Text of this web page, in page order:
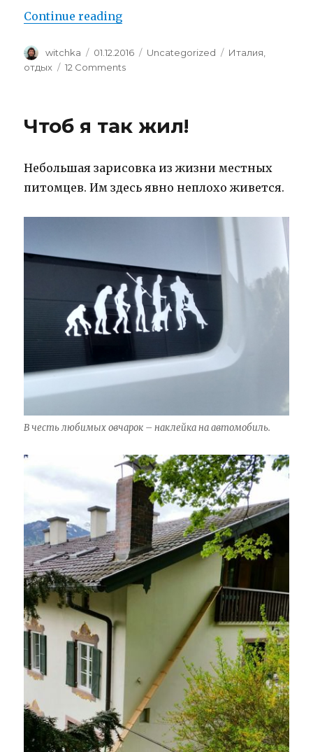
Continue reading“Про кемпинг Пиомбони.”
Author
witchka
Posted
on
01.12.2016 Categories
Uncategorized Tags
Италия
отдых
12 Commentson
Чтоб я так жил!
Небольшая зарисовка из жизни местных
питомцев. Им здесь явно неплохо живется.
В честь любимых овчарок – наклейка на автомобиль.